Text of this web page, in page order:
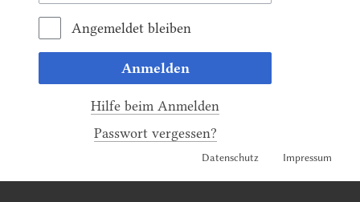
Angemeldet bleiben
Anmelden
Hilfe beim Anmelden
Passwort vergessen?
Datenschutz Impressum